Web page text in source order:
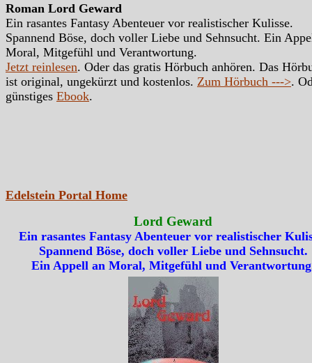
Roman Lord Geward
Ein rasantes Fantasy Abenteuer vor realistischer Kulisse.
Spannend Böse, doch voller Liebe und Sehnsucht. Ein
Moral, Mitgefühl und Verantwortung.
Jetzt reinlesen. Oder das gratis Hörbuch anhören. Das
ist original, ungekürzt und kostenlos. Zum Hörbuch --->.
günstiges Ebook.
Edelstein Portal Home
Lord Geward
Ein rasantes Fantasy Abenteuer vor realistischer
Spannend Böse, doch voller Liebe und Sehnsucht.
Ein Appell an Moral, Mitgefühl und